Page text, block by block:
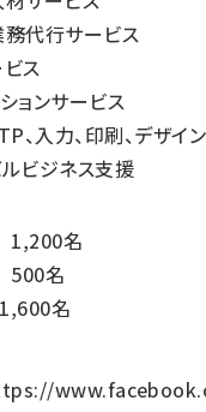
代行サービス
ス
ョンサービス
、入力、印刷、デザイ
ビジネス支援
名
名
名